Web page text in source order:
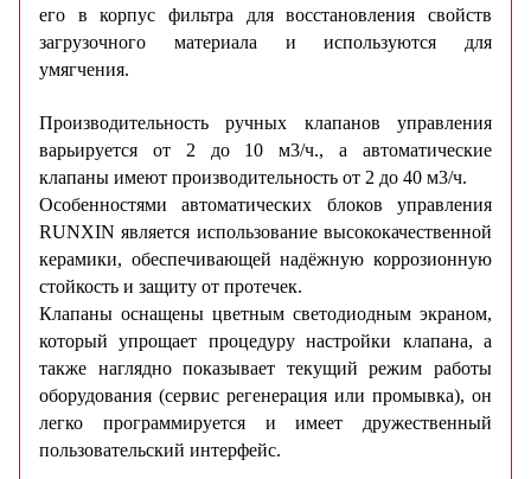
его в корпус фильтра для восстановления свойств
загрузочного материала и используются для
умягчения.
Производительность ручных клапанов управления
варьируется от 2 до 10 м3/ч., а автоматические
клапаны имеют производительность от 2 до 40 м3/ч.
Особенностями автоматических блоков управления
RUNXIN является использование высококачественной
керамики, обеспечивающей надёжную коррозионную
стойкость и защиту от протечек.
Клапаны оснащены цветным светодиодным экраном,
который упрощает процедуру настройки клапана, а
также наглядно показывает текущий режим работы
оборудования (сервис регенерация или промывка), он
легко программируется и имеет дружественный
пользовательский интерфейс.